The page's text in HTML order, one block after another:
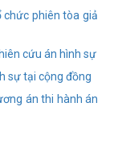
chức phiên tòa giả
cứu án hình sự
sự tại cộng đồng
án thi hành án